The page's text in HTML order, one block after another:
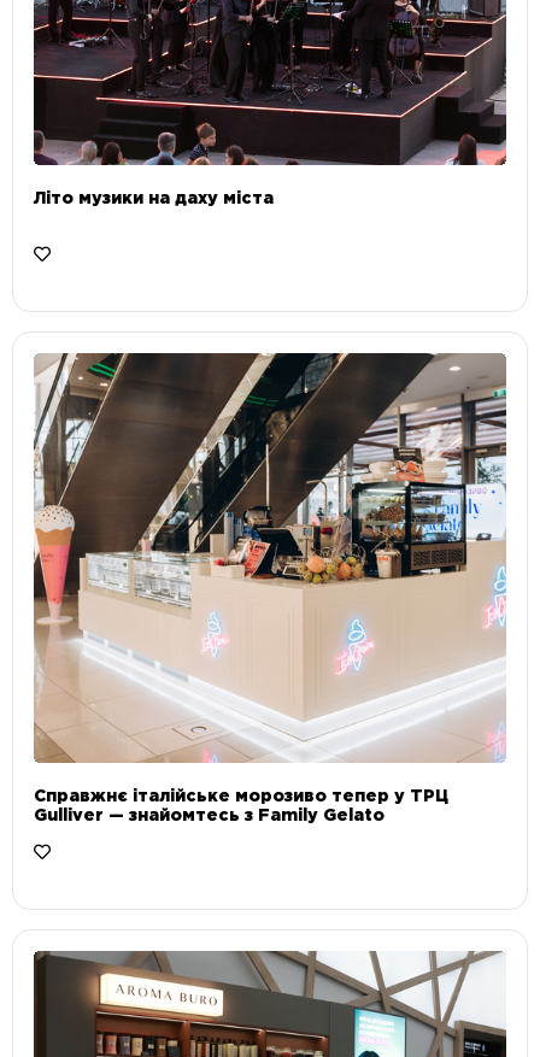
Літо музики на даху міста
Справжнє італійське морозиво тепер у ТРЦ
Gulliver — знайомтесь з Family Gelato